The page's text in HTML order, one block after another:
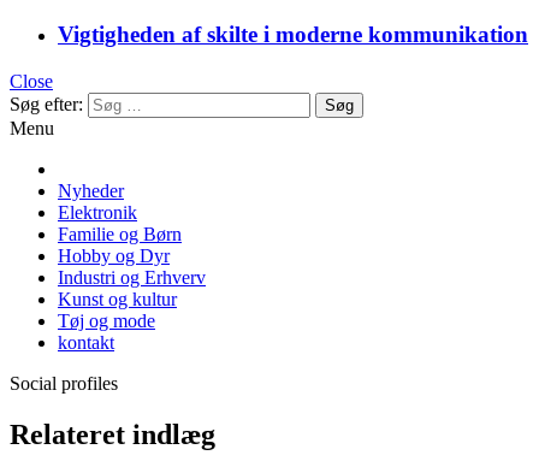
Vigtigheden af skilte i moderne kommunikation
Close
Søg efter:
Menu
Nyheder
Elektronik
Familie og Børn
Hobby og Dyr
Industri og Erhverv
Kunst og kultur
Tøj og mode
kontakt
Social profiles
Relateret indlæg